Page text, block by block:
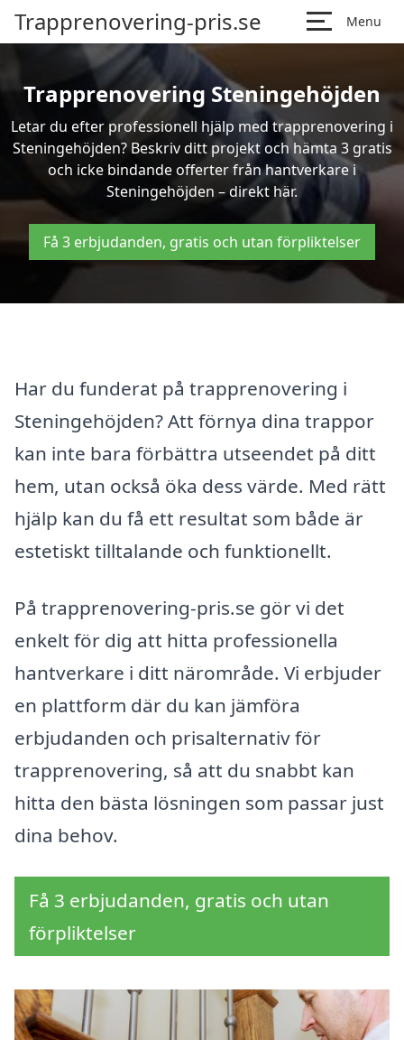
Trapprenovering-pris.se Menu
Trapprenovering Steningehöjden
Letar du efter professionell hjälp med trapprenovering i
Steningehöjden? Beskriv ditt projekt och hämta 3 gratis
och icke bindande offerter från hantverkare i
Steningehöjden – direkt här.
Få 3 erbjudanden, gratis och utan förpliktelser
Har du funderat på trapprenovering i
Steningehöjden? Att förnya dina trappor
kan inte bara förbättra utseendet på ditt
hem, utan också öka dess värde. Med rätt
hjälp kan du få ett resultat som både är
estetiskt tilltalande och funktionellt.
På trapprenovering-pris.se gör vi det
enkelt för dig att hitta professionella
hantverkare i ditt närområde. Vi erbjuder
en plattform där du kan jämföra
erbjudanden och prisalternativ för
trapprenovering, så att du snabbt kan
hitta den bästa lösningen som passar just
dina behov.
Få 3 erbjudanden, gratis och utan
förpliktelser